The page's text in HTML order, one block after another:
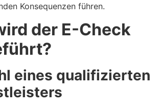
Konsequenzen führen.
der E-Check
eines qualifizierten